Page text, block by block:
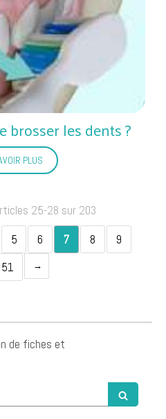
brosser les dents ?
PLUS
25-28 sur 203
5 6 7 8
9
51
de fiches et